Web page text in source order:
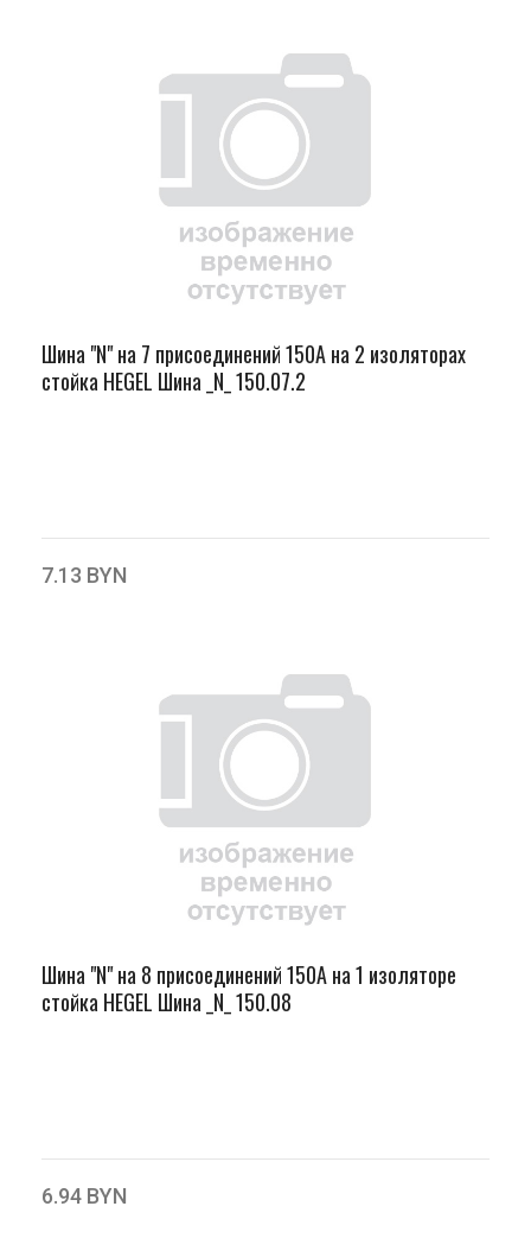
Шина "N" на 7 присоединений 150А на 2 изоляторах
стойка HEGEL Шина _N_ 150.07.2
7.13 BYN
Шина "N" на 8 присоединений 150А на 1 изоляторе
стойка HEGEL Шина _N_ 150.08
6.94 BYN